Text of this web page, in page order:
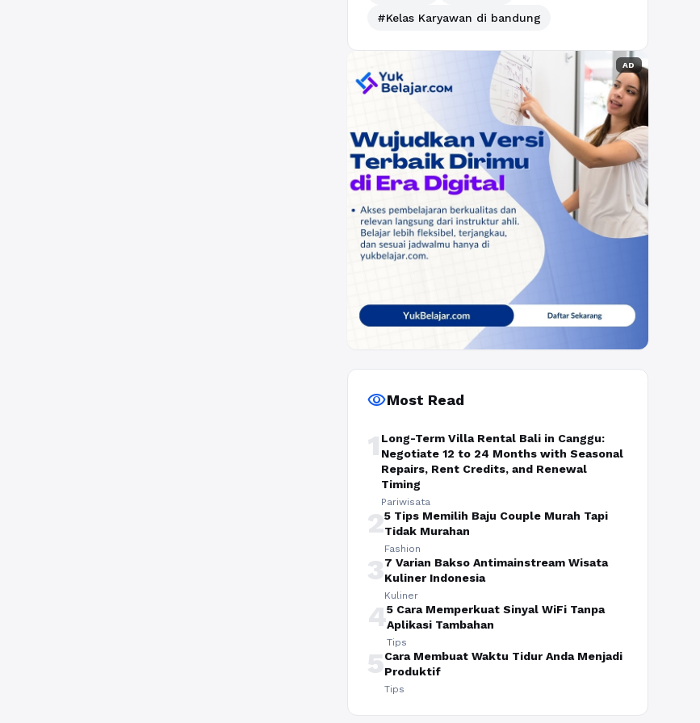
#Kelas Karyawan di bandung
AD
visibilityMost Read
1 Long-Term Villa Rental Bali in Canggu:
Negotiate 12 to 24 Months with Seasonal
Repairs, Rent Credits, and Renewal
Timing
Pariwisata
25 Tips Memilih Baju Couple Murah Tapi
Tidak Murahan
Fashion
37 Varian Bakso Antimainstream Wisata
Kuliner Indonesia
Kuliner
45 Cara Memperkuat Sinyal WiFi Tanpa
Aplikasi Tambahan
Tips
5Cara Membuat Waktu Tidur Anda Menjadi
Produktif
Tips